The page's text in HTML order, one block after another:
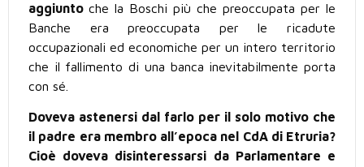
aggiunto che la Boschi più che preoccupata per le
Banche era preoccupata per le ricadute
occupazionali ed economiche per un intero territorio
che il fallimento di una banca inevitabilmente porta
con sé.
Doveva astenersi dal farlo per il solo motivo che
il padre era membro all’epoca nel CdA di Etruria?
Cioè doveva disinteressarsi da Parlamentare e